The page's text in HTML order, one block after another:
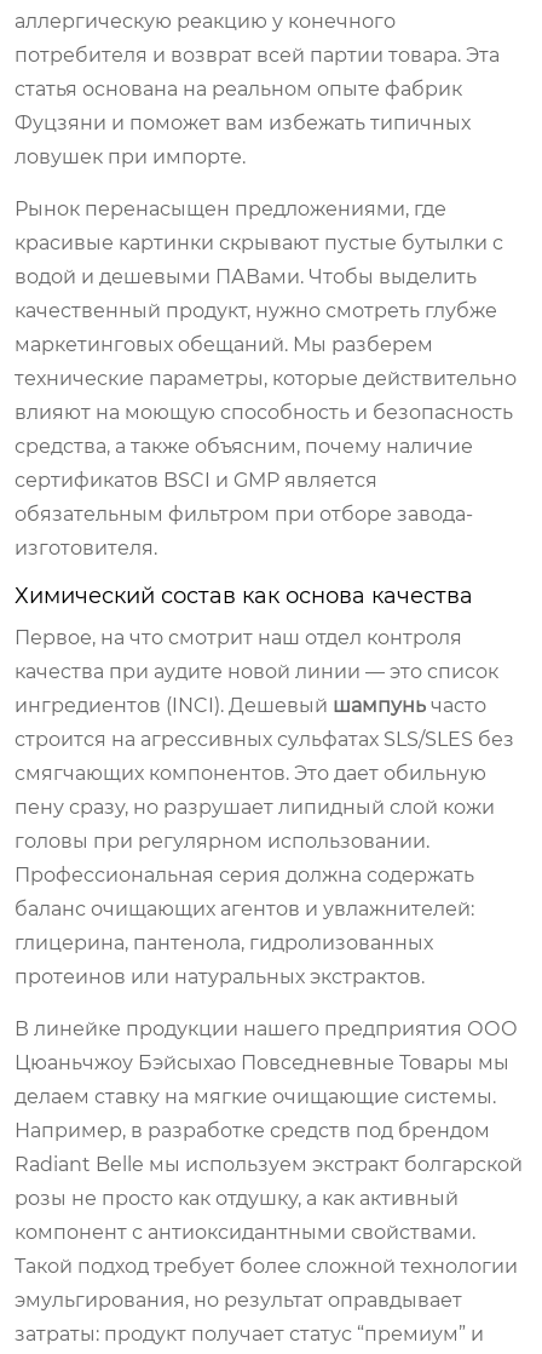
аллергическую реакцию у конечного
потребителя и возврат всей партии товара. Эта
статья основана на реальном опыте фабрик
Фуцзяни и поможет вам избежать типичных
ловушек при импорте.
Рынок перенасыщен предложениями, где
красивые картинки скрывают пустые бутылки с
водой и дешевыми ПАВами. Чтобы выделить
качественный продукт, нужно смотреть глубже
маркетинговых обещаний. Мы разберем
технические параметры, которые действительно
влияют на моющую способность и безопасность
средства, а также объясним, почему наличие
сертификатов BSCI и GMP является
обязательным фильтром при отборе завода-
изготовителя.
Химический состав как основа качества
Первое, на что смотрит наш отдел контроля
качества при аудите новой линии — это список
ингредиентов (INCI). Дешевый шампунь часто
строится на агрессивных сульфатах SLS/SLES без
смягчающих компонентов. Это дает обильную
пену сразу, но разрушает липидный слой кожи
головы при регулярном использовании.
Профессиональная серия должна содержать
баланс очищающих агентов и увлажнителей:
глицерина, пантенола, гидролизованных
протеинов или натуральных экстрактов.
В линейке продукции нашего предприятия ООО
Цюаньчжоу Бэйсыхао Повседневные Товары мы
делаем ставку на мягкие очищающие системы.
Например, в разработке средств под брендом
Radiant Belle мы используем экстракт болгарской
розы не просто как отдушку, а как активный
компонент с антиоксидантными свойствами.
Такой подход требует более сложной технологии
эмульгирования, но результат оправдывает
затраты: продукт получает статус “премиум” и